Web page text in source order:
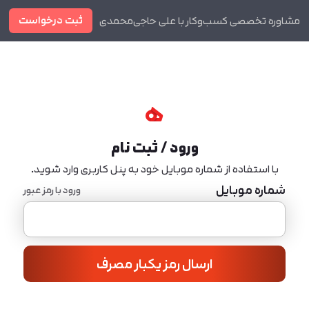
مشاوره تخصصی کسب‌وکار با علی حاجی‌محمدی ثبت درخواست
ورود / ثبت نام
با استفاده از شماره موبایل خود به پنل کاربری وارد شوید.
شماره موبایل ورود با رمز عبور
ارسال رمز یکبار مصرف